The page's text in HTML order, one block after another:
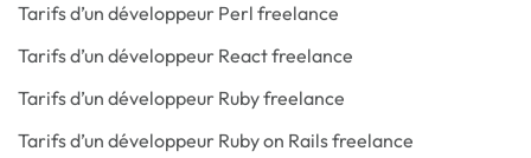
Tarifs d’un développeur Perl freelance
Tarifs d’un développeur React freelance
Tarifs d’un développeur Ruby freelance
Tarifs d’un développeur Ruby on Rails freelance